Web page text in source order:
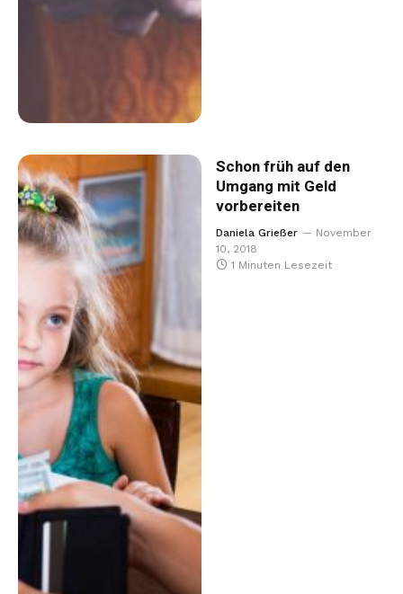
Schon früh auf den
Umgang mit Geld
vorbereiten
Daniela Grießer
November
10, 2018
1 Minuten Lesezeit